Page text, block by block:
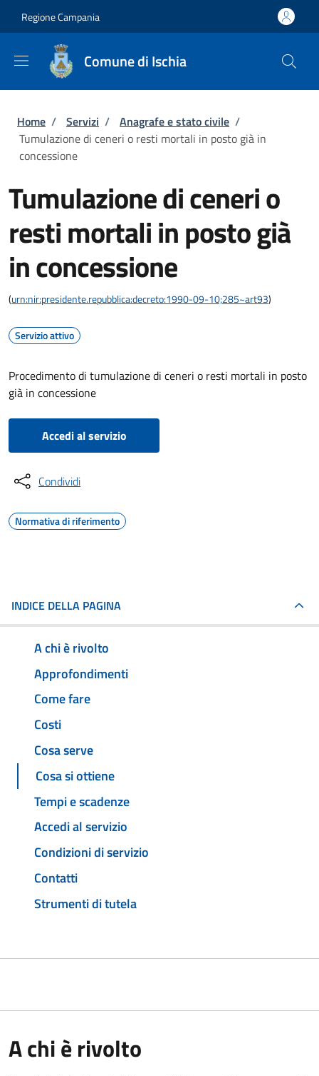
Regione Campania
Comune di Ischia
Briciole di pane
Home / Servizi / Anagrafe e stato civile /
Tumulazione di ceneri o resti mortali in posto già in
concessione
Tumulazione di ceneri o
resti mortali in posto già
in concessione
(urn:nir:presidente.repubblica:decreto:1990-09-10;285~art93)
Servizio attivo
Procedimento di tumulazione di ceneri o resti mortali in posto
già in concessione
Accedi al servizio
Condividi
Normativa di riferimento
INDICE DELLA PAGINA
A chi è rivolto
Approfondimenti
Come fare
Costi
Cosa serve
Cosa si ottiene
Tempi e scadenze
Accedi al servizio
Condizioni di servizio
Contatti
Strumenti di tutela
A chi è rivolto